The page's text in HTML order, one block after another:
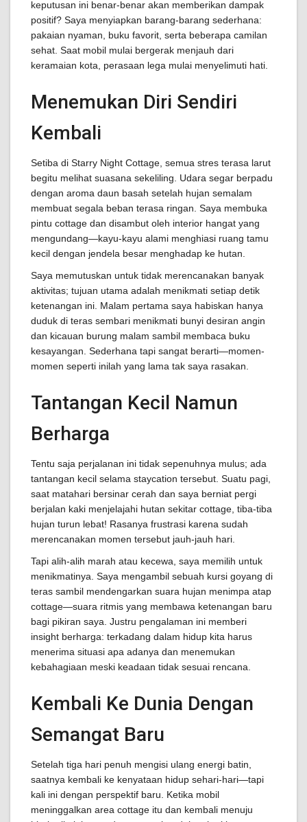
keputusan ini benar-benar akan memberikan dampak
positif? Saya menyiapkan barang-barang sederhana:
pakaian nyaman, buku favorit, serta beberapa camilan
sehat. Saat mobil mulai bergerak menjauh dari
keramaian kota, perasaan lega mulai menyelimuti hati.
Menemukan Diri Sendiri
Kembali
Setiba di Starry Night Cottage, semua stres terasa larut
begitu melihat suasana sekeliling. Udara segar berpadu
dengan aroma daun basah setelah hujan semalam
membuat segala beban terasa ringan. Saya membuka
pintu cottage dan disambut oleh interior hangat yang
mengundang—kayu-kayu alami menghiasi ruang tamu
kecil dengan jendela besar menghadap ke hutan.
Saya memutuskan untuk tidak merencanakan banyak
aktivitas; tujuan utama adalah menikmati setiap detik
ketenangan ini. Malam pertama saya habiskan hanya
duduk di teras sembari menikmati bunyi desiran angin
dan kicauan burung malam sambil membaca buku
kesayangan. Sederhana tapi sangat berarti—momen-
momen seperti inilah yang lama tak saya rasakan.
Tantangan Kecil Namun
Berharga
Tentu saja perjalanan ini tidak sepenuhnya mulus; ada
tantangan kecil selama staycation tersebut. Suatu pagi,
saat matahari bersinar cerah dan saya berniat pergi
berjalan kaki menjelajahi hutan sekitar cottage, tiba-tiba
hujan turun lebat! Rasanya frustrasi karena sudah
merencanakan momen tersebut jauh-jauh hari.
Tapi alih-alih marah atau kecewa, saya memilih untuk
menikmatinya. Saya mengambil sebuah kursi goyang di
teras sambil mendengarkan suara hujan menimpa atap
cottage—suara ritmis yang membawa ketenangan baru
bagi pikiran saya. Justru pengalaman ini memberi
insight berharga: terkadang dalam hidup kita harus
menerima situasi apa adanya dan menemukan
kebahagiaan meski keadaan tidak sesuai rencana.
Kembali Ke Dunia Dengan
Semangat Baru
Setelah tiga hari penuh mengisi ulang energi batin,
saatnya kembali ke kenyataan hidup sehari-hari—tapi
kali ini dengan perspektif baru. Ketika mobil
meninggalkan area cottage itu dan kembali menuju